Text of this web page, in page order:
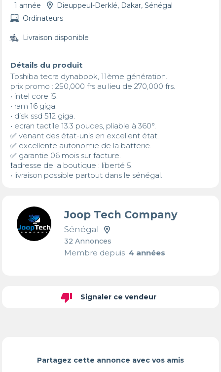
1 année
Dieuppeul-Derklé, Dakar, Sénégal
Ordinateurs
Livraison disponible
Détails du produit
Toshiba tecra dynabook, 11ème génération.
prix promo : 250,000 frs au lieu de 270,000 frs.
• intel core i5.
• ram 16 giga.
• disk ssd 512 giga.
• ecran tactile 13.3 pouces, pliable à 360°.
✅ venant des état-unis en excellent état.
✅ excellente autonomie de la batterie.
✅ garantie 06 mois sur facture.
❗️adresse de la boutique : liberté 5.
• livraison possible partout dans le sénégal.
Joop Tech Company
Sénégal
32 Annonces
Membre depuis4 années
thumb_down Signaler ce vendeur
Partagez cette annonce avec vos amis